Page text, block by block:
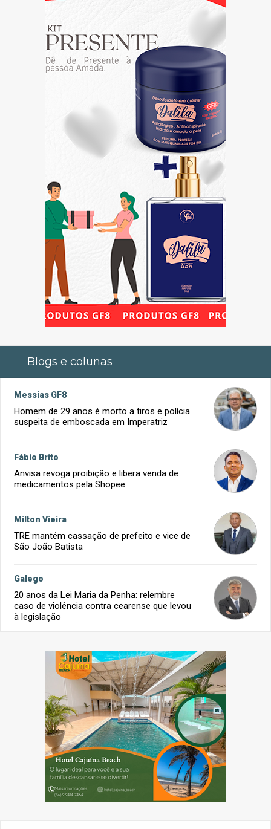
Blogs e colunas
Messias GF8
Homem de 29 anos é morto a tiros e polícia
suspeita de emboscada em Imperatriz
Fábio Brito
Anvisa revoga proibição e libera venda de
medicamentos pela Shopee
Milton Vieira
TRE mantém cassação de prefeito e vice de
São João Batista
Galego
20 anos da Lei Maria da Penha: relembre
caso de violência contra cearense que levou
à legislação